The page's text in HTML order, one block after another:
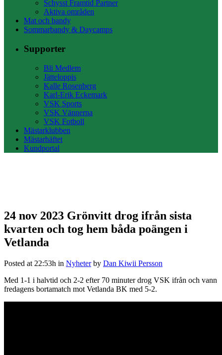
Schysst Framtid Partner
Aktiva områden
Mat och bandy
Sommarbandy & Daycamps
Supporter
Bli Medlem
Jätteloppis
Kalle Rosenberg
Karl-Erik Eckemark
VSK Sports
VSK Vännerna
VSK Fotboll
Mästarklubben
Mästarhäftet
Kundportal
24 nov 2023 Grönvitt drog ifrån sista
kvarten och tog hem båda poängen i
Vetlanda
Posted at 22:53h in Nyheter by Dan Kiwii Persson
Med 1-1 i halvtid och 2-2 efter 70 minuter drog VSK ifrån och vann
fredagens bortamatch mot Vetlanda BK med 5-2.